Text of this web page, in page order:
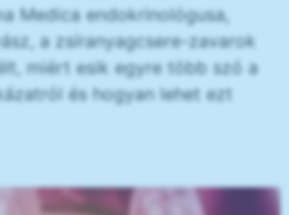
Medica endokrinológusa,
a zsíranyagcsere-zavarok
miért esik egyre több szó a
és hogyan lehet ezt